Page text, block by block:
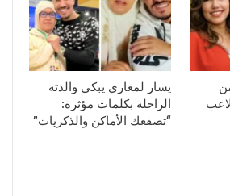
يسار لمغاري يبكي والدته
الراحلة بكلمات مؤثرة:
“تصفعك الأماكن والذكريات”